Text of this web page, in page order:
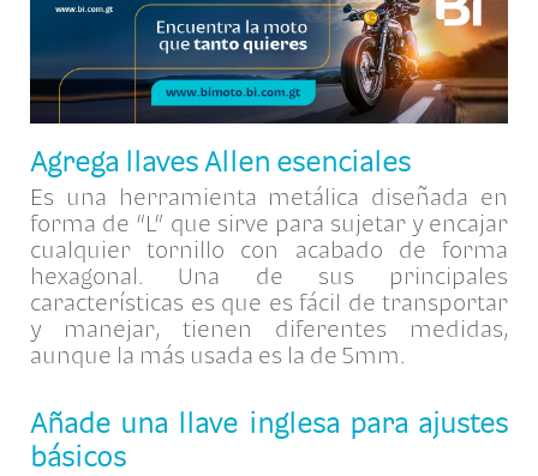
Agrega llaves Allen esenciales
Es una herramienta metálica diseñada en
forma de “L” que sirve para sujetar y encajar
cualquier tornillo con acabado de forma
hexagonal. Una de sus principales
características es que es fácil de transportar
y manejar, tienen diferentes medidas,
aunque la más usada es la de 5mm.
Añade una llave inglesa para ajustes
básicos